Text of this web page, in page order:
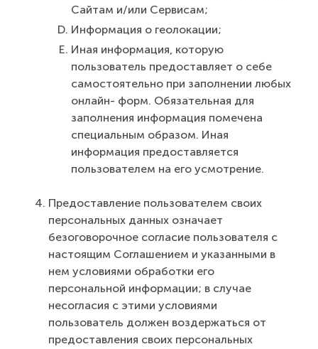
Сайтам и/или Сервисам;
Информация о геолокации;
Иная информация, которую
пользователь предоставляет о себе
самостоятельно при заполнении любых
онлайн- форм. Обязательная для
заполнения информация помечена
специальным образом. Иная
информация предоставляется
пользователем на его усмотрение.
Предоставление пользователем своих
персональных данных означает
безоговорочное согласие пользователя с
настоящим Соглашением и указанными в
нем условиями обработки его
персональной информации; в случае
несогласия с этими условиями
пользователь должен воздержаться от
предоставления своих персональных